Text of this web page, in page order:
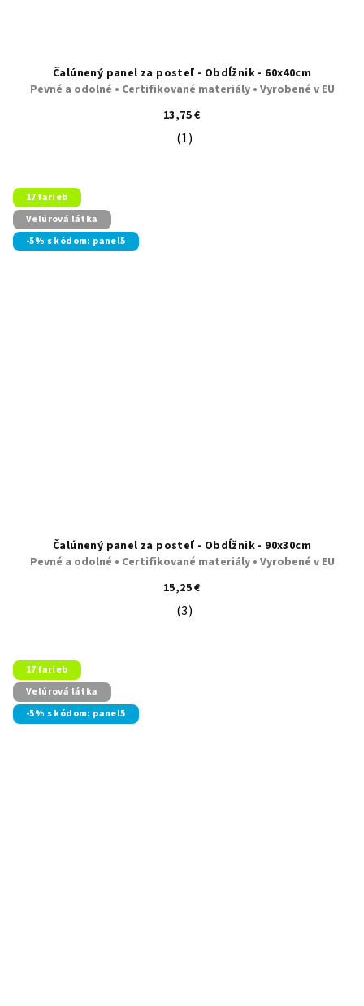
Čalúnený panel za posteľ - Obdĺžnik - 60x40cm
Pevné a odolné • Certifikované materiály • Vyrobené v EU
13,75 €
Priemerné hodnotenie produktu
(1)
17 farieb
Velúrová látka
-5% s kódom: panel5
Čalúnený panel za posteľ - Obdĺžnik - 90x30cm
Pevné a odolné • Certifikované materiály • Vyrobené v EU
15,25 €
Priemerné hodnotenie produktu
(3)
17 farieb
Velúrová látka
-5% s kódom: panel5